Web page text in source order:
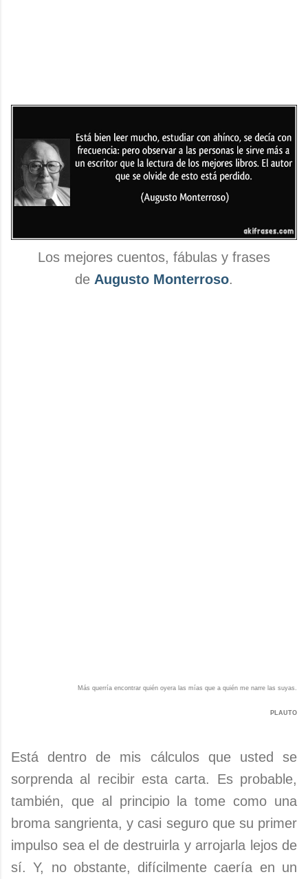
Los mejores cuentos, fábulas y frases
de Augusto Monterroso.
Más querría encontrar quién oyera las mías que a quién me narre las suyas.
PLAUTO
Está dentro de mis cálculos que usted se
sorprenda al recibir esta carta. Es probable,
también, que al principio la tome como una
broma sangrienta, y casi seguro que su primer
impulso sea el de destruirla y arrojarla lejos de
sí. Y, no obstante, difícilmente caería en un